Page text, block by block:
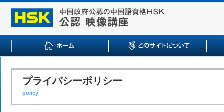
プライバシーポリシー
policy